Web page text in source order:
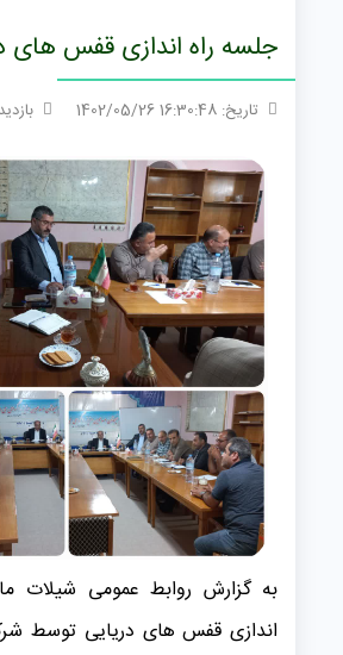
جلسه راه اندازی قفس های
تاریخ: 16:30:48 1402/05/26 بازدید:
به گزارش روابط عمومی شیلات
اندازی قفس های دریایی توسط